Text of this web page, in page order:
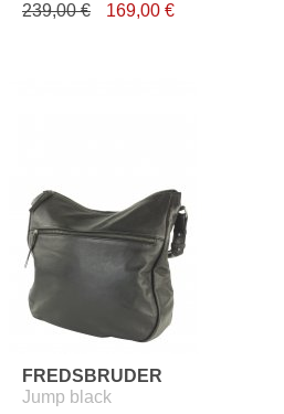
239,00 € 169,00 €
FREDSBRUDER
Jump black